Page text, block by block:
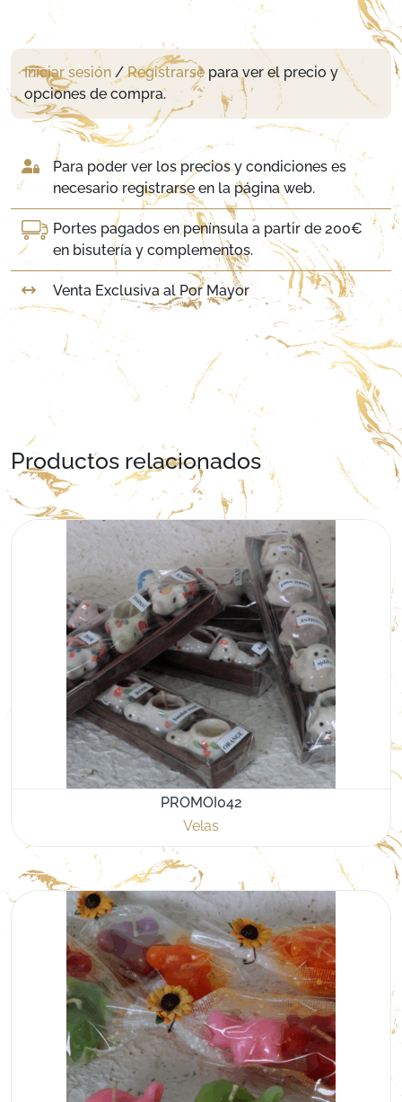
Iniciar sesión /Registrarse para ver el precio y
opciones de compra.
Para poder ver los precios y condiciones es
necesario registrarse en la página web.
Portes pagados en península a partir de 200€
en bisutería y complementos.
Venta Exclusiva al Por Mayor
Productos relacionados
PROMOI042
Velas